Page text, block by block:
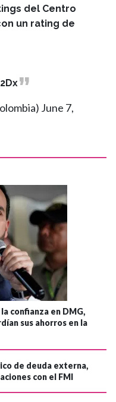
del Centro
un rating de
June 7,
confianza en DMG,
sus ahorros en la
de deuda externa,
con el FMI